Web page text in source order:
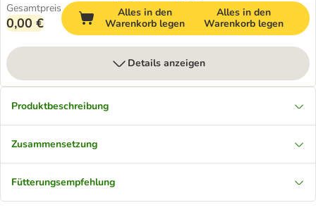
Gesamtpreis
0,00 €
Alles in den
Warenkorb legen
Alles in den
Warenkorb legen
Details anzeigen
Produktbeschreibung
Zusammensetzung
Fütterungsempfehlung